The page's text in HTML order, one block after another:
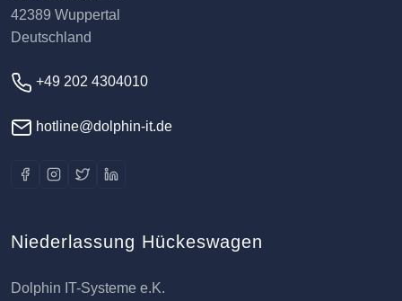
42389 Wuppertal
Deutschland
+49 202 4304010
hotline@dolphin-it.de
Niederlassung Hückeswagen
Dolphin IT-Systeme e.K.